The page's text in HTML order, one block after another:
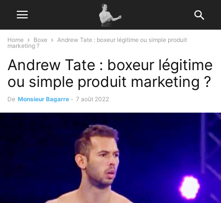
Home Boxe
Andrew Tate : boxeur légitime ou simple produit
marketing ?
Andrew Tate : boxeur légitime
ou simple produit marketing ?
De Monsieur Bagarre - 7 août 2022